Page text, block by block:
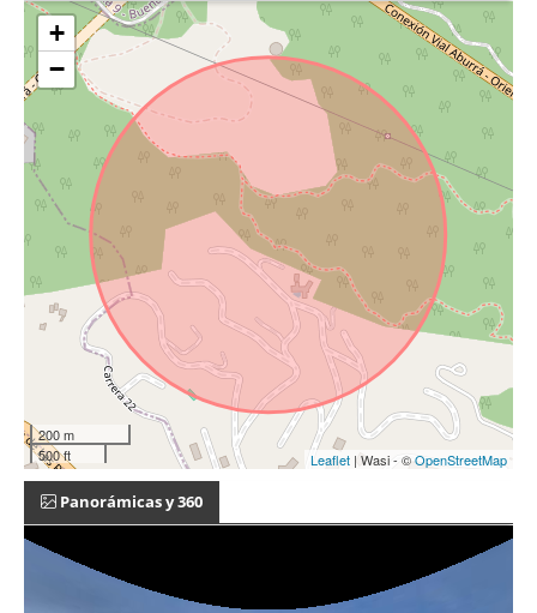
+
−
200 m
500 ft
Leaflet | Wasi - ©OpenStreetMap
Panorámicas y 360